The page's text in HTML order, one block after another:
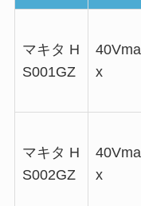
マキタ H
S001GZ
40Vma
x
マキタ H
S002GZ
40Vma
x